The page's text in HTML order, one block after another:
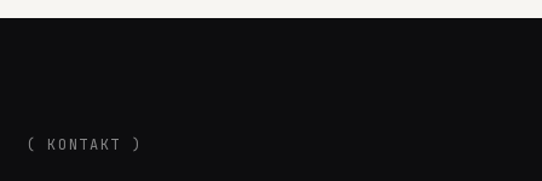
( KONTAKT )